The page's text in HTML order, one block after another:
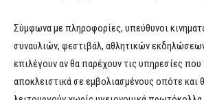
Σύμφωνα με πληροφορίες, υπεύθυνοι
συναυλιών, φεστιβάλ, αθλητικών
επιλέγουν αν θα παρέχουν τις υπηρεσίες
αποκλειστικά σε εμβολιασμένους οπότε και